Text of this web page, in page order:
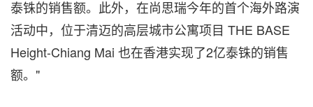
泰铢的销售额。此外，在尚思瑞今年的首个海外路演
活动中，位于清迈的高层城市公寓项目 THE BASE
Height-Chiang Mai 也在香港实现了2亿泰铢的销售
额。"